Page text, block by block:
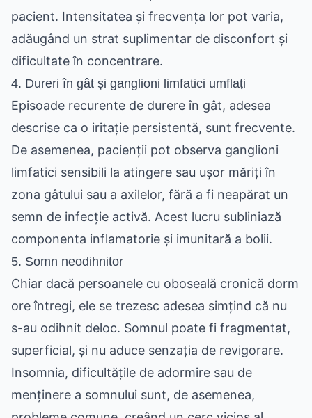
pacient. Intensitatea și frecvența lor pot varia,
adăugând un strat suplimentar de disconfort și
dificultate în concentrare.
4. Dureri în gât și ganglioni limfatici umflați
Episoade recurente de durere în gât, adesea
descrise ca o iritație persistentă, sunt frecvente.
De asemenea, pacienții pot observa ganglioni
limfatici sensibili la atingere sau ușor măriți în
zona gâtului sau a axilelor, fără a fi neapărat un
semn de infecție activă. Acest lucru subliniază
componenta inflamatorie și imunitară a bolii.
5. Somn neodihnitor
Chiar dacă persoanele cu oboseală cronică dorm
ore întregi, ele se trezesc adesea simțind că nu
s-au odihnit deloc. Somnul poate fi fragmentat,
superficial, și nu aduce senzația de revigorare.
Insomnia, dificultățile de adormire sau de
menținere a somnului sunt, de asemenea,